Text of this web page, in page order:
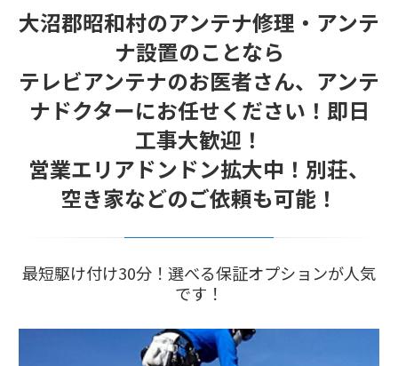
2022/07/04
フリーボイス（0120番号）への発信につきまし
2024/12/28
年末年始休業のお知らせ
大沼郡昭和村のアンテナ修理・アンテ
ナ設置のことなら
テレビアンテナのお医者さん、アンテ
ナドクターにお任せください！即日
工事大歓迎！
営業エリアドンドン拡大中！別荘、
空き家などのご依頼も可能！
最短駆け付け30分！選べる保証オプションが人気
です！